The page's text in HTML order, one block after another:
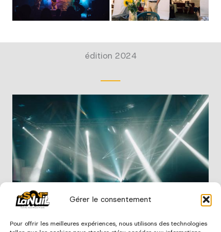
Gérer le consentement
Pour offrir les meilleures expériences, nous utilisons des technologies
édition 2024